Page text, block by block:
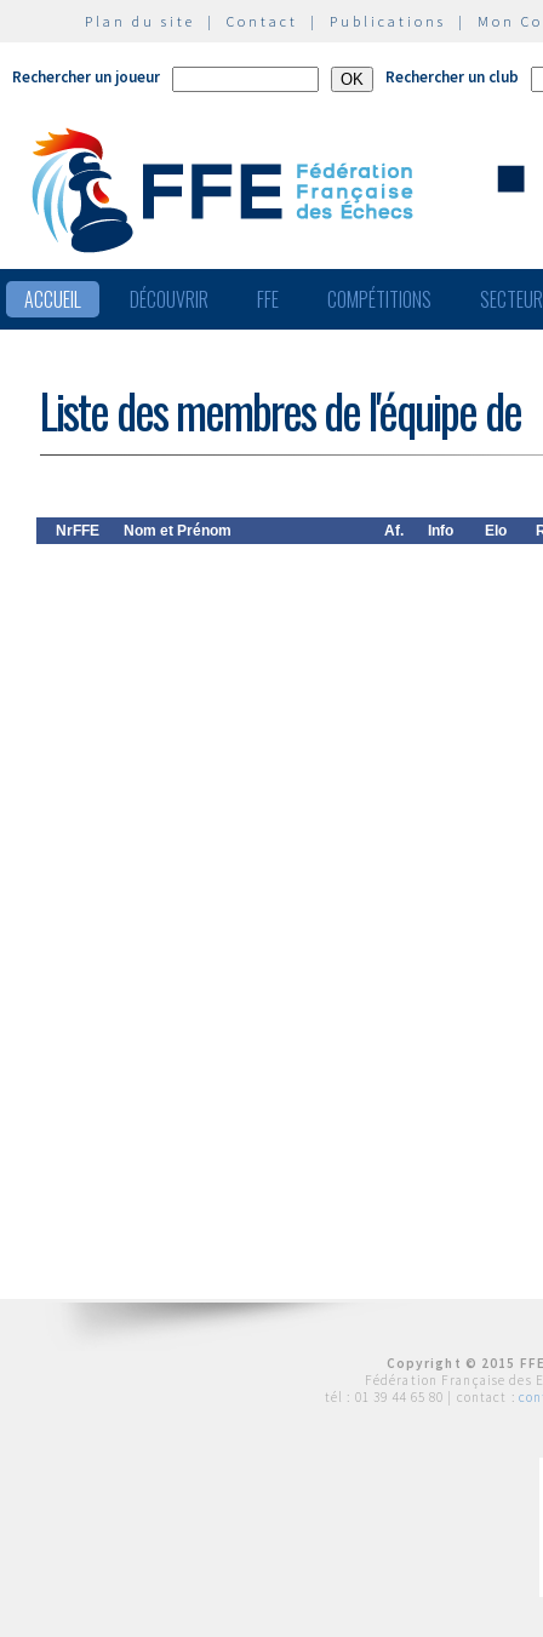
Plan du site | Contact | Publications | Mon
Rechercher un joueur Rechercher un club
ACCUEIL DÉCOUVRIR FFE COMPÉTITIONS
Liste des membres de l'équipe de
NrFFE Nom et Prénom Af. Info Elo
Copyright © 2015
Fédération Française des
tél : 01 39 44 65 80 | contact :